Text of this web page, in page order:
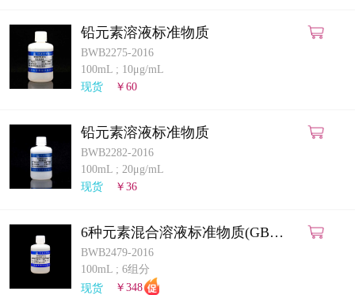
铅元素溶液标准物质
BWB2275-2016
100mL ; 10μg/mL
现货
￥60
铅元素溶液标准物质
BWB2282-2016
100mL ; 20μg/mL
现货
￥36
6种元素混合溶液标准物质(GB
5009.268-2025)(ICP-MS法)
BWB2479-2016
100mL ; 6组分
现货
￥348
知识交流
公司主页
购物车
会员中心
联系我们
返回主页